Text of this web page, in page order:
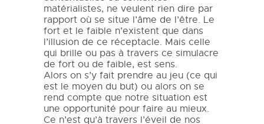
matérialistes, ne veulent rien dire par
rapport où se situe l’âme de l’être. Le
fort et le faible n’existent que dans
l’illusion de ce réceptacle. Mais celle
qui brille ou pas à travers ce simulacre
de fort ou de faible, est sens.
Alors on s’y fait prendre au jeu (ce qui
est le moyen du but) ou alors on se
rend compte que notre situation est
une opportunité pour faire au mieux.
Ce n’est qu’à travers l’éveil de nos